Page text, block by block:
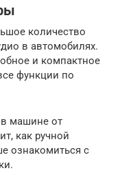
количество
в автомобилях.
и компактное
функции по
в машине от
как ручной
ознакомиться с